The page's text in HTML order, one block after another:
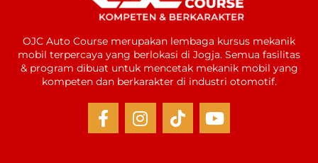
OJC Auto Course merupakan lembaga kursus mekanik
mobil terpercaya yang berlokasi di Jogja. Semua fasilitas
& program dibuat untuk mencetak mekanik mobil yang
kompeten dan berkarakter di industri otomotif.